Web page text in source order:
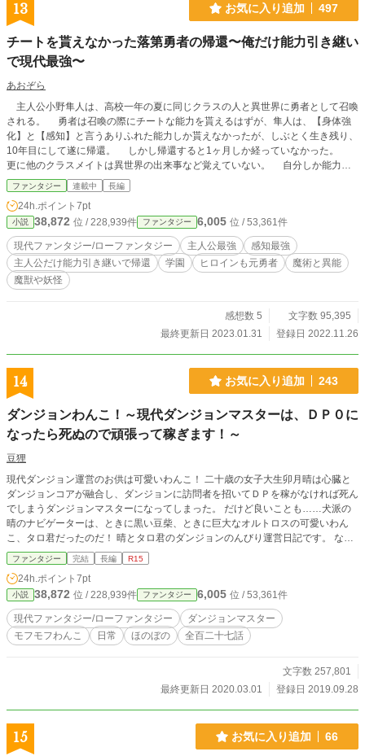
13 お気に入り追加 497
チートを貰えなかった落第勇者の帰還〜俺だけ能力引き継い
で現代最強〜
あおぞら
主人公小野隼人は、高校一年の夏に同じクラスの人と異世界に勇者として召喚
される。 勇者は召喚の際にチートな能力を貰えるはずが、隼人は、【身体強
化】と【感知】と言うありふれた能力しか貰えなかったが、しぶとく生き残り、
10年目にして遂に帰還。 しかし帰還すると1ヶ月しか経っていなかった。
更に他のクラスメイトは異世界の出来事など覚えていない。 自分しか能力を
持っていないことに気付いた隼人は、この力は隠して生きていくことを誓うが、
いつの間にかこの世界の裏側に巻き込まれていく。 これは異世界で落ちこぼれ
勇者だった隼人が、元の世界の引き継いだ能力を使って降り掛かる厄介ごとを払
い除ける物語。
ファンタジー 連載中 長編
24h.ポイント 7pt
小説 38,872 位 / 228,939件 ファンタジー 6,005 位 / 53,361件
現代ファンタジー/ローファンタジー 主人公最強
感知最強
主人公だけ能力引き継いで帰還
学園 ヒロインも元勇者
魔術と異能
魔獣や妖怪
感想数 5
文字数 95,395
最終更新日 2023.01.31
登録日 2022.11.26
14 お気に入り追加 243
ダンジョンわんこ！～現代ダンジョンマスターは、ＤＰ０に
なったら死ぬので頑張って稼ぎます！～
豆狸
現代ダンジョン運営のお供は可愛いわんこ！ 二十歳の女子大生卯月晴は心臓と
ダンジョンコアが融合し、ダンジョンに訪問者を招いてＤＰを稼がなければ死ん
でしまうダンジョンマスターになってしまった。 だけど良いことも……犬派の
晴のナビゲーターは、ときに黒い豆柴、ときに巨大なオルトロスの可愛いわん
こ、タロ君だったのだ！ 晴とタロ君のダンジョンのんびり運営日記です。 なろ
う様でも公開中です。 サブタイトル頭に※がついているときがタロ君視点で
す。 計算や数字がおかしいところは、ちょこちょこ直してます。お話に影響は
ありません。 冬人君が九月生まれになっていたところ訂正しました。
ファンタジー 完結 長編 R15
24h.ポイント 7pt
小説 38,872 位 / 228,939件 ファンタジー 6,005 位 / 53,361件
現代ファンタジー/ローファンタジー
ダンジョンマスター
モフモフわんこ
日常 ほのぼの 全百二十七話
文字数 257,801
最終更新日 2020.03.01
登録日 2019.09.28
15 お気に入り追加 66